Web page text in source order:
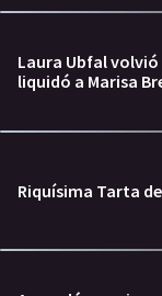
Laura Ubfal volvió
liquidó a Marisa
Riquísima Tarta